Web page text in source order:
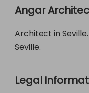
Angar
Architect in
Seville.
Legal